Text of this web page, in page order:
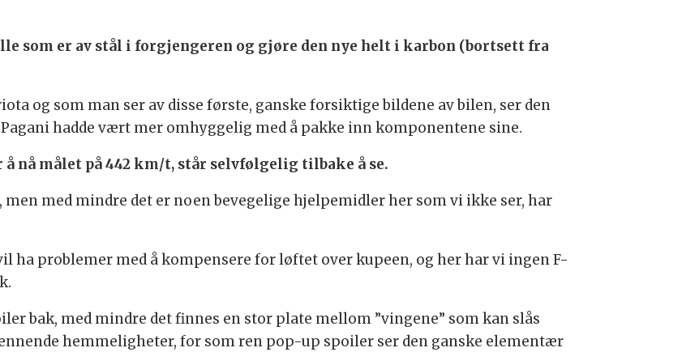
som er av stål i forgjengeren og gjøre den nye helt i karbon (bortsett fra
og som man ser av disse første, ganske forsiktige bildene av bilen, ser den
hadde vært mer omhyggelig med å pakke inn komponentene sine.
nå målet på 442 km/t, står selvfølgelig tilbake å se.
med mindre det er noen bevegelige hjelpemidler her som vi ikke ser, har
ha problemer med å kompensere for løftet over kupeen, og her har vi ingen F-
bak, med mindre det finnes en stor plate mellom ”vingene” som kan slås
hemmeligheter, for som ren pop-up spoiler ser den ganske elementær